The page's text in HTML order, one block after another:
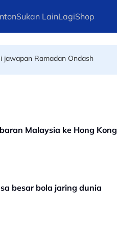
Sukan LainLagiShop
jawapan Ramadan Ondash
Malaysia ke Hong Kong
besar bola jaring dunia